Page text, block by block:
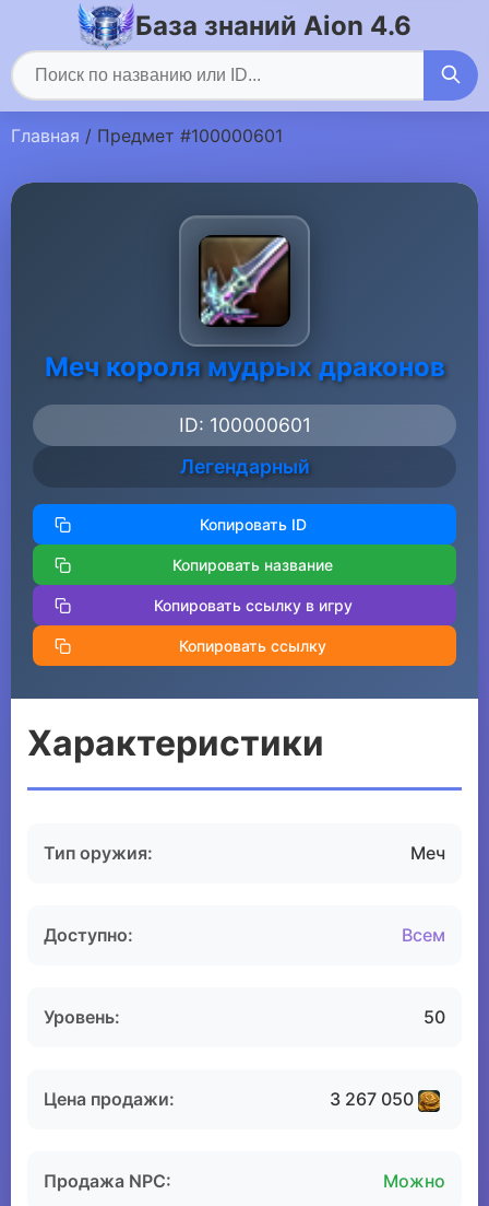
База знаний Aion 4.6
Главная / Предмет #100000601
Меч короля мудрых драконов
ID: 100000601
Легендарный
Копировать ID
Копировать название
Копировать ссылку в игру
Копировать ссылку
Характеристики
Тип оружия: Меч
Доступно: Всем
Уровень: 50
Цена продажи: 3 267 050
Продажа NPC: Можно